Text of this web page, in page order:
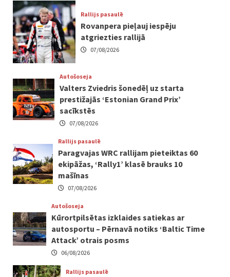
Rallijs pasaulē
Rovanpera pieļauj iespēju
atgriezties rallijā
07/08/2026
Autošoseja
Valters Zviedris šonedēļ uz starta
prestižajās ‘Estonian Grand Prix’
sacīkstēs
07/08/2026
Rallijs pasaulē
Paragvajas WRC rallijam pieteiktas 60
ekipāžas, ‘Rally1’ klasē brauks 10
mašīnas
07/08/2026
Autošoseja
Kūrortpilsētas izklaides satiekas ar
autosportu – Pērnavā notiks ‘Baltic Time
Attack’ otrais posms
06/08/2026
Rallijs pasaulē